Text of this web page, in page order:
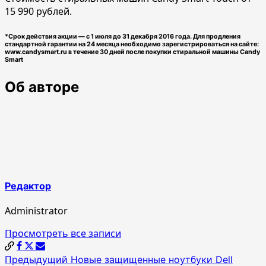
15 990 рублей.
*Срок действия акции — с 1 июля до 31 декабря 2016 года. Для продления
стандартной гарантии на 24 месяца необходимо зарегистрироваться на сайте:
www.candysmart.ru в течение 30 дней после покупки стиральной машины Candy
Smart
Об авторе
Редактор
Administrator
Просмотреть все записи
Навигация
Предыдущий Новые защищенные ноутбуки Dell